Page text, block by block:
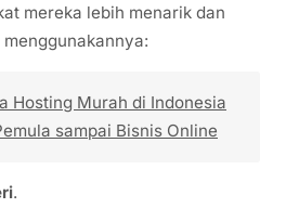
mereka lebih menarik dan
Hosting Murah di Indonesia
sampai Bisnis Online
.